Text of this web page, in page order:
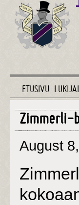
ETUSIVU
Zimmerli-
August